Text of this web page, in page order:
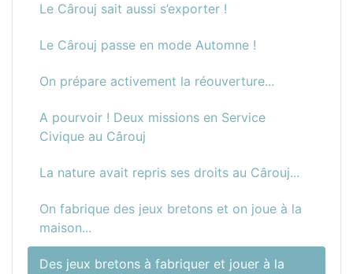
Le Cârouj sait aussi s’exporter !
Le Cârouj passe en mode Automne !
On prépare activement la réouverture...
A pourvoir ! Deux missions en Service
Civique au Cârouj
La nature avait repris ses droits au Cârouj...
On fabrique des jeux bretons et on joue à la
maison...
Des jeux bretons à fabriquer et jouer à la